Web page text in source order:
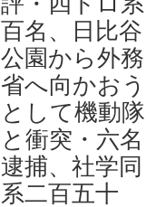
百名、日比谷
公園から外務
省へ向かおう
として機動隊
と衝突・六名
逮捕、社学同
系二百五十